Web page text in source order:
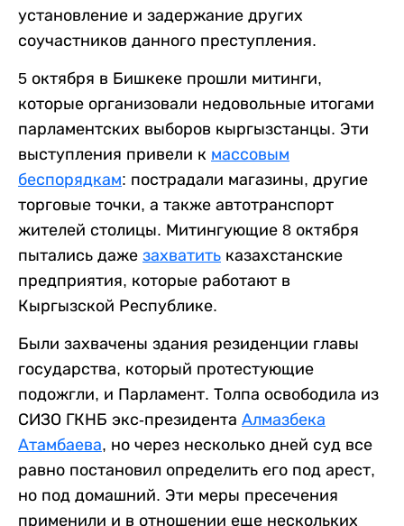
установление и задержание других
соучастников данного преступления.
5 октября в Бишкеке прошли митинги,
которые организовали недовольные итогами
парламентских выборов кыргызстанцы. Эти
выступления привели к массовым
беспорядкам: пострадали магазины, другие
торговые точки, а также автотранспорт
жителей столицы. Митингующие 8 октября
пытались даже захватить казахстанские
предприятия, которые работают в
Кыргызской Республике.
Были захвачены здания резиденции главы
государства, который протестующие
подожгли, и Парламент. Толпа освободила из
СИЗО ГКНБ экс-президента Алмазбека
Атамбаева, но через несколько дней суд все
равно постановил определить его под арест,
но под домашний. Эти меры пресечения
применили и в отношении еще нескольких